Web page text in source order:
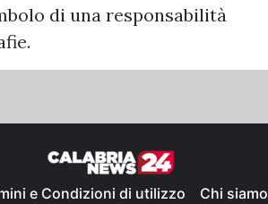
di una responsabilità
e Condizioni di utilizzo Chi siamo